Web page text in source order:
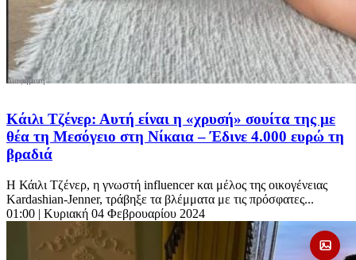
Κάιλι Τζένερ: Αυτή είναι η «χρυσή» σουίτα της με
θέα τη Μεσόγειο στη Νίκαια – Έδινε 4.000 ευρώ τη
βραδιά
Η Κάιλι Τζένερ, η γνωστή influencer και μέλος της οικογένειας
Kardashian-Jenner, τράβηξε τα βλέμματα με τις πρόσφατες...
01:00 | Κυριακή 04 Φεβρουαρίου 2024